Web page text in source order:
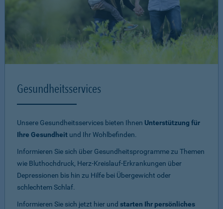
Gesundheitsservices
Unsere Gesundheitsservices bieten Ihnen Unterstützung für
Ihre Gesundheit und Ihr Wohlbefinden.
Informieren Sie sich über Gesundheitsprogramme zu Themen
wie Bluthochdruck, Herz-Kreislauf-Erkrankungen über
Depressionen bis hin zu Hilfe bei Übergewicht oder
schlechtem Schlaf.
Informieren Sie sich jetzt hier und starten Ihr persönliches